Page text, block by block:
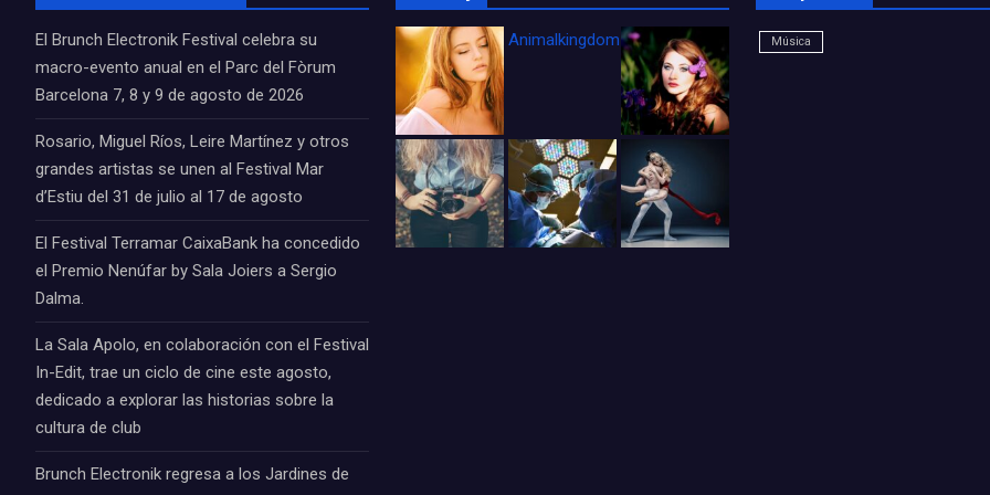
El Brunch Electronik Festival celebra su
macro-evento anual en el Parc del Fòrum
Barcelona 7, 8 y 9 de agosto de 2026
Rosario, Miguel Ríos, Leire Martínez y otros
grandes artistas se unen al Festival Mar
d’Estiu del 31 de julio al 17 de agosto
El Festival Terramar CaixaBank ha concedido
el Premio Nenúfar by Sala Joiers a Sergio
Dalma.
La Sala Apolo, en colaboración con el Festival
In-Edit, trae un ciclo de cine este agosto,
dedicado a explorar las historias sobre la
cultura de club
Brunch Electronik regresa a los Jardines de
Animalkingdom_FichaCine Música